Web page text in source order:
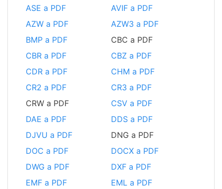
ASE a PDF
AVIF a PDF
AZW a PDF
AZW3 a PDF
BMP a PDF
CBC a PDF
CBR a PDF
CBZ a PDF
CDR a PDF
CHM a PDF
CR2 a PDF
CR3 a PDF
CRW a PDF
CSV a PDF
DAE a PDF
DDS a PDF
DJVU a PDF
DNG a PDF
DOC a PDF
DOCX a PDF
DWG a PDF
DXF a PDF
EMF a PDF
EML a PDF